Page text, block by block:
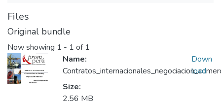
Files
Original bundle
Now showing 1 - 1 of 1
Name:
Size:
2.56 MB
Down
load